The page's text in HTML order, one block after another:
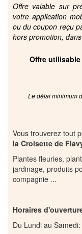
Offre valable sur
votre application
ou du coupon reçu
hors promotion,
Offre
Le délai minimum
Vous trouverez tout
la Croisette de
Plantes fleuries,
jardinage, produits
compagnie ...
Horaires
Du Lundi au